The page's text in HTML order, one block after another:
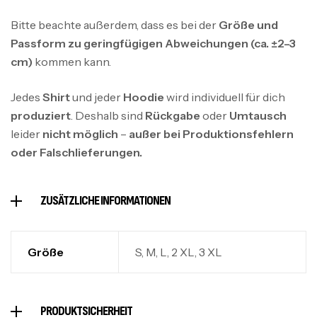
Bitte beachte außerdem, dass es bei der Größe und
Passform zu geringfügigen Abweichungen (ca. ±2–3
cm) kommen kann.
Jedes Shirtund jeder Hoodie wird individuell für dich
produziert . Deshalb sind Rückgabe oder Umtausch
leider nicht möglich – außer bei Produktionsfehlern
oder Falschlieferungen.
ZUSÄTZLICHE INFORMATIONEN
Größe S, M, L, 2 XL, 3 XL
PRODUKTSICHERHEIT